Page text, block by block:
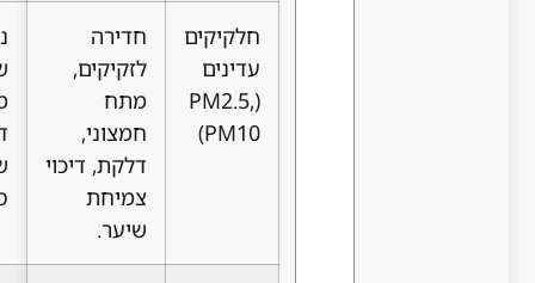
חדירה
לזקיקים,
מתח
חמצוני,
נשירת
שיער
מוגברת,
דילול
שיער, גירוי,
סבוריאה.